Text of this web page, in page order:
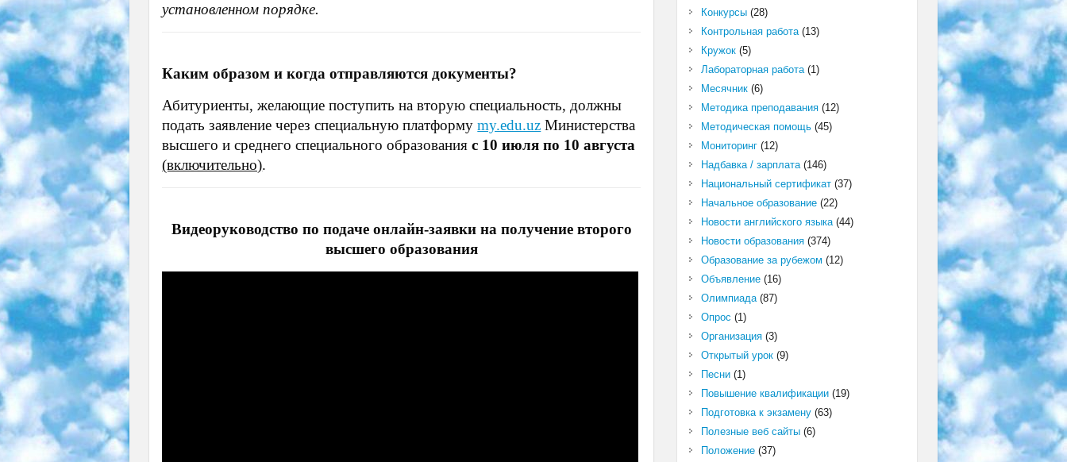
установленном порядке.
Каким образом и когда отправляются документы?
Абитуриенты, желающие поступить на вторую специальность, должны
подать заявление через специальную платформуmy.edu.uz Министерства
высшего и среднего специального образованияс 10 июля по 10 августа
(включительно).
Видеоруководство по подаче онлайн-заявки на получение второго
высшего образования
Конкурсы(28)
Контрольная работа(13)
Кружок(5)
Лабораторная работа(1)
Месячник(6)
Методика преподавания(12)
Методическая помощь(45)
Мониторинг(12)
Надбавка / зарплата(146)
Национальный сертификат(37)
Начальное образование(22)
Новости английского языка(44)
Новости образования(374)
Образование за рубежом (12)
Объявление(16)
Олимпиада(87)
Опрос (1)
Организация(3)
Открытый урок(9)
Песни(1)
Повышение квалификации(19)
Подготовка к экзамену(63)
Полезные веб сайты(6)
Положение(37)